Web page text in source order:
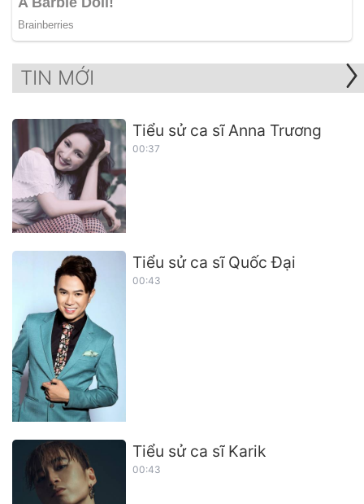
TIN MỚI
Tiểu sử ca sĩ Anna Trương
00:37
Tiểu sử ca sĩ Quốc Đại
00:43
Tiểu sử ca sĩ Karik
00:43